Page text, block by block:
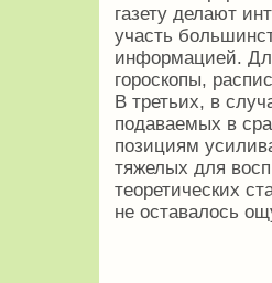
газету делают
участь
информацией.
гороскопы,
В третьих, в
подаваемых в
позициям
тяжелых для
теоретических
не оставалось